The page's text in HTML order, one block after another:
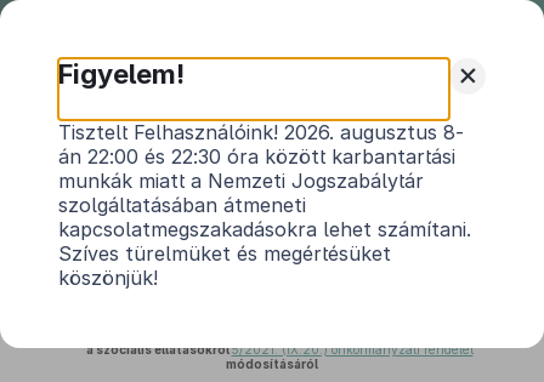
Kerkáskápolna Község
Önkormányzata Képviselő-
testületének 1/2026. (II. 7.)
önkormányzati rendeletének
indokolása
Közlönyállapot 2026. 02. 08.
a szociális ellátásokról5/2021. (IX.20.) önkormányzati rendelet
módosításáról
+
Figyelem!
Tisztelt Felhasználóink! 2026. augusztus 8-
án 22:00 és 22:30 óra között karbantartási
munkák miatt a Nemzeti Jogszabálytár
szolgáltatásában átmeneti
kapcsolatmegszakadásokra lehet számítani.
Szíves türelmüket és megértésüket
köszönjük!